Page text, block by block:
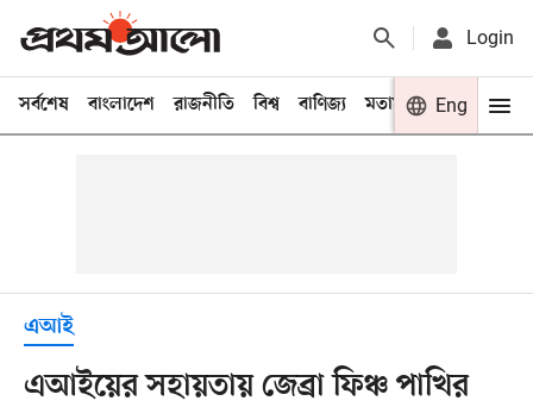
Login
সর্বশেষ বাংলাদেশ রাজনীতি বিশ্ব বাণিজ্য মতামত খেলা
Eng
এআই
এআইয়ের সহায়তায় জেব্রা ফিঞ্চ পাখির